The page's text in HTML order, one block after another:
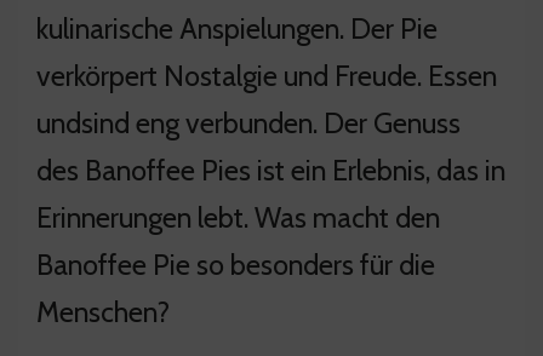
kulinarische Anspielungen. Der Pie
verkörpert Nostalgie und Freude. Essen
undsind eng verbunden. Der Genuss
des Banoffee Pies ist ein Erlebnis, das in
Erinnerungen lebt. Was macht den
Banoffee Pie so besonders für die
Menschen?